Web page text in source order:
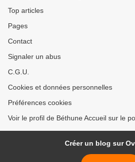
Top articles
Pages
Contact
Signaler un abus
C.G.U.
Cookies et données personnelles
Préférences cookies
Voir le profil de Béthune Accueil sur le
Créer un blog sur